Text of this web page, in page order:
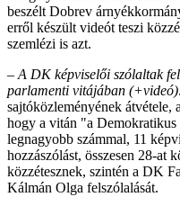
beszélt Dobrev
erről készült videót teszi
szemlézi is azt.
– A DK képviselői szólaltak
parlamenti vitájában
sajtóközleményének átvétele,
hogy a vitán "a
legnagyobb számmal, 11
hozzászólást, összesen 28-at
közzétesznek, szintén a DK
Kálmán Olga felszólalását.